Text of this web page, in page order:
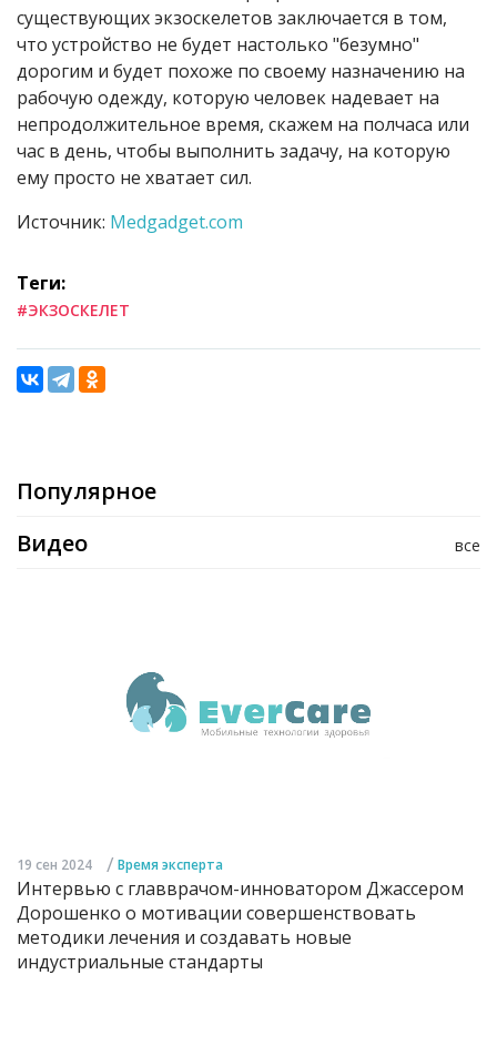
существующих экзоскелетов заключается в том,
что устройство не будет настолько "безумно"
дорогим и будет похоже по своему назначению на
рабочую одежду, которую человек надевает на
непродолжительное время, скажем на полчаса или
час в день, чтобы выполнить задачу, на которую
ему просто не хватает сил.
Источник: Medgadget.com
Теги:
#ЭКЗОСКЕЛЕТ
Популярное
все
Видео
19 сен 2024 / Время эксперта
Интервью с главврачом-инноватором Джассером
Дорошенко о мотивации совершенствовать
методики лечения и создавать новые
индустриальные стандарты